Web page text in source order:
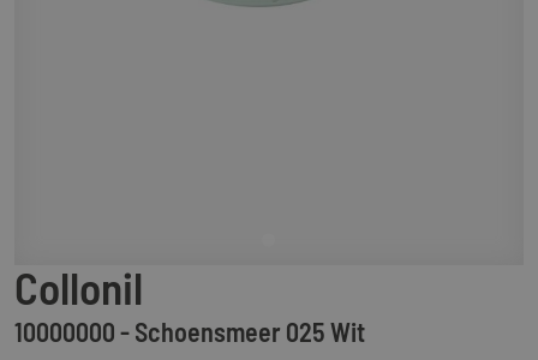
Collonil
10000000 - Schoensmeer 025 Wit